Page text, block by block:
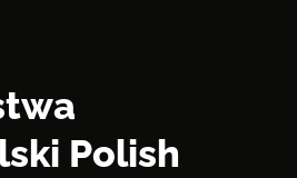
Polish